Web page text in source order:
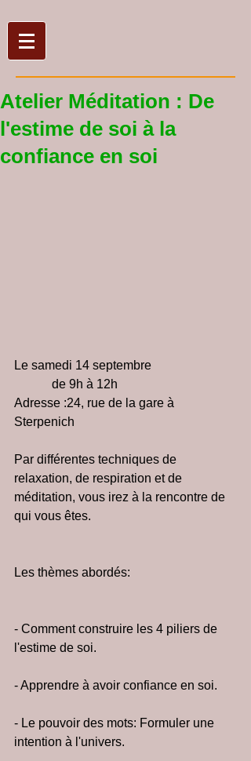
Atelier Méditation : De
l'estime de soi à la
confiance en soi
Le samedi 14 septembre
            de 9h à 12h
Adresse :24, rue de la gare à
Sterpenich
Par différentes techniques de
relaxation, de respiration et de
méditation, vous irez à la rencontre de
qui vous êtes.
Les thèmes abordés:
- Comment construire les 4 piliers de
l'estime de soi.
- Apprendre à avoir confiance en soi.
- Le pouvoir des mots: Formuler une
intention à l'univers.